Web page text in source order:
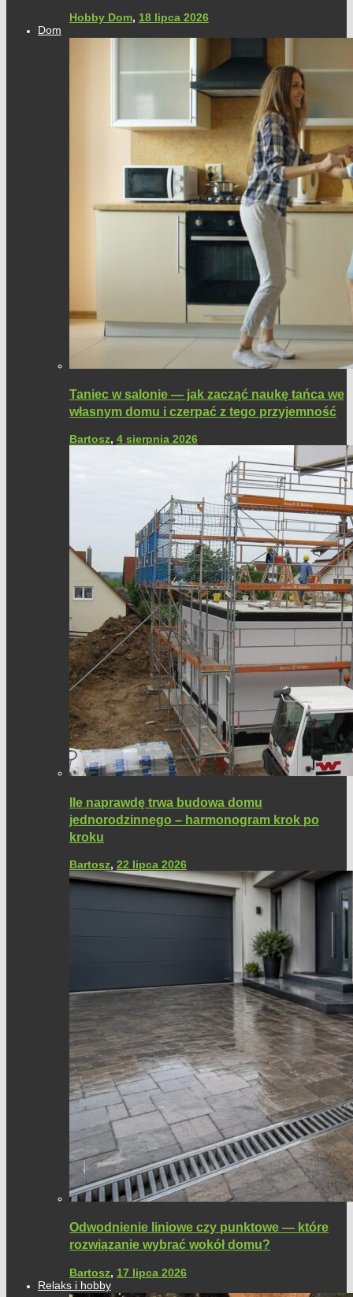
Hobby Dom, 18 lipca 2026
Dom
Taniec w salonie — jak zacząć naukę tańca we
własnym domu i czerpać z tego przyjemność
Bartosz, 4 sierpnia 2026
Ile naprawdę trwa budowa domu
jednorodzinnego – harmonogram krok po
kroku
Bartosz, 22 lipca 2026
Odwodnienie liniowe czy punktowe — które
rozwiązanie wybrać wokół domu?
Bartosz, 17 lipca 2026
Relaks i hobby